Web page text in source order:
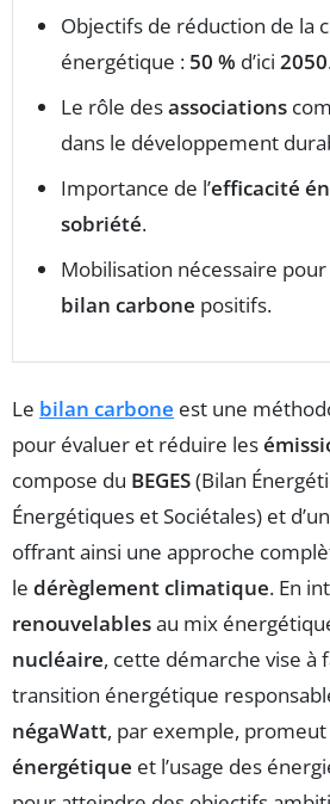
Objectifs de réduction de la
énergétique : 50 % d’ici 2050
Le rôle desassociations
dans le développement
Importance de l’efficacité
sobriété.
Mobilisation nécessaire
bilan carbone positifs.
Le bilan carbone est une
pour évaluer et réduire les
compose du BEGES(Bilan
Énergétiques et Sociétales) et d’un
offrant ainsi une approche
le dérèglement climatique. En
renouvelablesau mix
nucléaire, cette démarche vise à
transition énergétique
négaWatt, par exemple, promeut
énergétique et l’usage des